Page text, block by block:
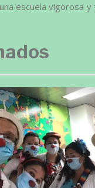
escuela vigorosa y